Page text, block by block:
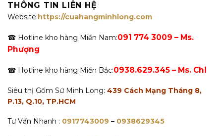
THÔNG TIN LIÊN HỆ
Website: https://cuahangminhlong.com
☎ Hotline kho hàng Miền Nam:091 774 3009 – Ms.
Phượng
☎ Hotline kho hàng Miền Bắc:0938.629.345 – Ms. Chi
Siêu thị Gốm Sứ Minh Long: 439 Cách Mạng Tháng 8,
P.13, Q.10, TP.HCM
Tư Vấn Nhanh : 0917743009 – 0938629345